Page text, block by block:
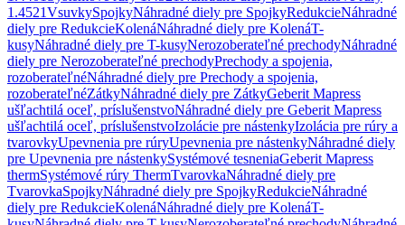
1.4521VsuvkySpojkyNáhradné diely pre SpojkyRedukcieNáhradné
diely pre RedukcieKolenáNáhradné diely pre KolenáT-
kusyNáhradné diely pre T-kusyNerozoberateľné prechodyNáhradné
diely pre Nerozoberateľné prechodyPrechody a spojenia,
rozoberateľnéNáhradné diely pre Prechody a spojenia,
rozoberateľnéZátkyNáhradné diely pre ZátkyGeberit Mapress
ušľachtilá oceľ, príslušenstvoNáhradné diely pre Geberit Mapress
ušľachtilá oceľ, príslušenstvoIzolácie pre nástenkyIzolácia pre rúry a
tvarovkyUpevnenia pre rúryUpevnenia pre nástenkyNáhradné diely
pre Upevnenia pre nástenkySystémové tesneniaGeberit Mapress
thermSystémové rúry ThermTvarovkaNáhradné diely pre
TvarovkaSpojkyNáhradné diely pre SpojkyRedukcieNáhradné
diely pre RedukcieKolenáNáhradné diely pre KolenáT-